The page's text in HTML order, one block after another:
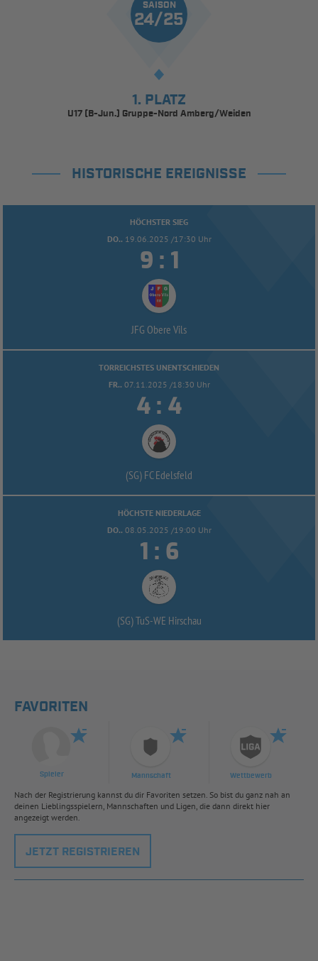
SAISON
24/25
1. PLATZ
U17 (B-Jun.) Gruppe-Nord Amberg/Weiden
HISTORISCHE EREIGNISSE
HÖCHSTER SIEG
DO.. 19.06.2025 /17:30 Uhr
 : 
JFG Obere Vils
TORREICHSTES UNENTSCHIEDEN
FR.. 07.11.2025 /18:30 Uhr
 : 
(SG) FC Edelsfeld
HÖCHSTE NIEDERLAGE
DO.. 08.05.2025 /19:00 Uhr
 : 
(SG) TuS-WE Hirschau
FAVORITEN
Spieler Mannschaft Wettbewerb
Nach der Registrierung kannst du dir Favoriten setzen. So bist du ganz nah an
deinen Lieblingsspielern, Mannschaften und Ligen, die dann direkt hier
angezeigt werden.
JETZT REGISTRIEREN